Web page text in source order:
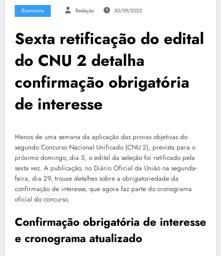
Economia Redação 30/09/2025
Sexta retificação do edital
do CNU 2 detalha
confirmação obrigatória
de interesse
Menos de uma semana da aplicação das provas objetivas do
segundo Concurso Nacional Unificado (CNU 2), prevista para o
próximo domingo, dia 5, o edital da seleção foi retificado pela
sexta vez. A publicação, no Diário Oficial da União na segunda-
feira, dia 29, trouxe detalhes sobre a obrigatoriedade da
confirmação de interesse, que agora faz parte do cronograma
oficial do concurso.
Confirmação obrigatória de interesse
e cronograma atualizado